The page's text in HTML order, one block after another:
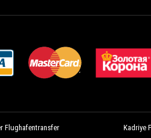
Flughafentransfer Kadriye